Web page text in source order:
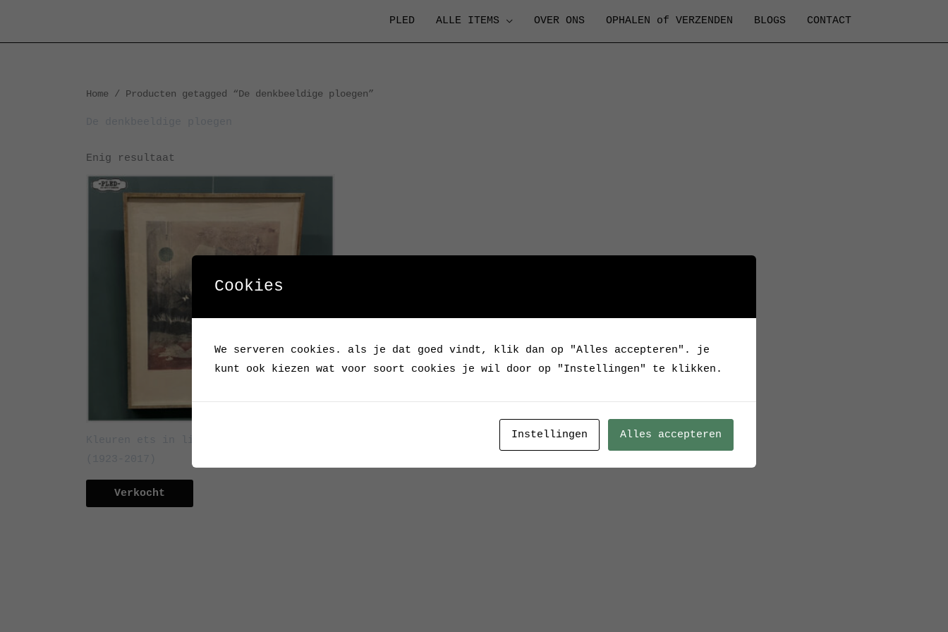
de
PLED ALLE ITEMS OVER ONS OPHALEN of VERZENDEN BLOGS CONTACT
Home / Producten getagged “De denkbeeldige ploegen”
Enig resultaat
Verkocht
Cookies
We serveren cookies. als je dat goed vindt, klik dan op "Alles accepteren". je
kunt ook kiezen wat voor soort cookies je wil door op "Instellingen" te klikken.
Instellingen Alles accepteren